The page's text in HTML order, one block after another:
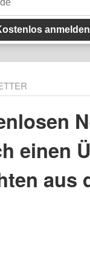
anmelden
einen
aus